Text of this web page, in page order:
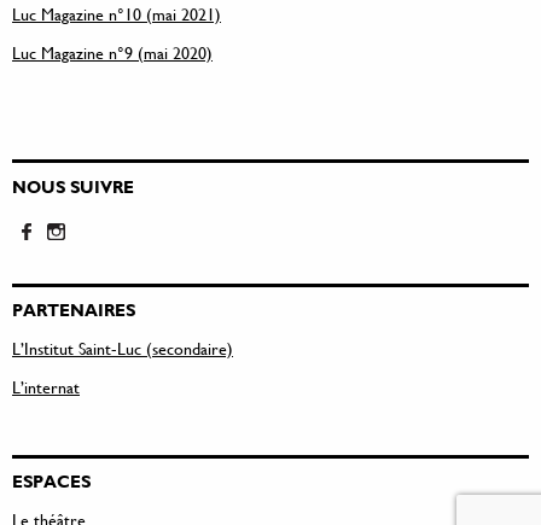
Luc Magazine n°10 (mai 2021)
Luc Magazine n°9 (mai 2020)
NOUS SUIVRE
PARTENAIRES
L’Institut Saint-Luc (secondaire)
L’internat
ESPACES
Le théâtre